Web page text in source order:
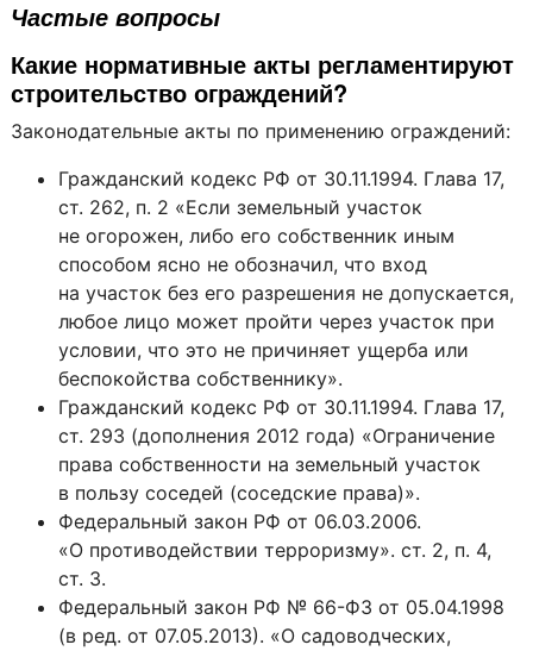
Частые вопросы
Какие нормативные акты регламентируют
строительство ограждений?
Законодательные акты по применению ограждений:
Гражданский кодекс РФ от 30.11.1994. Глава 17,
ст. 262, п. 2 «Если земельный участок
не огорожен, либо его собственник иным
способом ясно не обозначил, что вход
на участок без его разрешения не допускается,
любое лицо может пройти через участок при
условии, что это не причиняет ущерба или
беспокойства собственнику».
Гражданский кодекс РФ от 30.11.1994. Глава 17,
ст. 293 (дополнения 2012 года) «Ограничение
права собственности на земельный участок
в пользу соседей (соседские права)».
Федеральный закон РФ от 06.03.2006.
«О противодействии терроризму». ст. 2, п. 4,
ст. 3.
Федеральный закон РФ № 66-Ф3 от 05.04.1998
(в ред. от 07.05.2013). «О садоводческих,